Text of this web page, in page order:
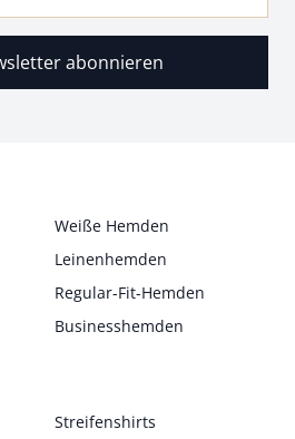
abonnieren
Weiße Hemden
Leinenhemden
Regular-Fit-Hemden
Businesshemden
Streifenshirts